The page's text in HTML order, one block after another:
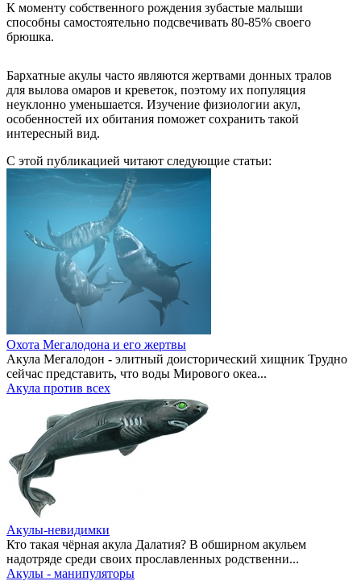
К моменту собственного рождения зубастые малыши
способны самостоятельно подсвечивать 80-85% своего
брюшка.
Бархатные акулы часто являются жертвами донных тралов
для вылова омаров и креветок, поэтому их популяция
неуклонно уменьшается. Изучение физиологии акул,
особенностей их обитания поможет сохранить такой
интересный вид.
С этой публикацией читают следующие статьи:
Охота Мегалодона и его жертвы
Акула Мегалодон - элитный доисторический хищник Трудно
сейчас представить, что воды Мирового океа...
Акула против всех
Акулы-невидимки
Кто такая чёрная акула Далатия? В обширном акульем
надотряде среди своих прославленных родственни...
Акулы - манипуляторы